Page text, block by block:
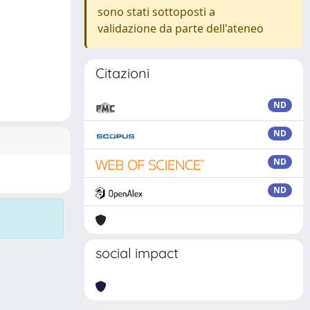
sono stati sottoposti a
validazione da parte dell'ateneo
Citazioni
ND
ND
ND
ND
social impact